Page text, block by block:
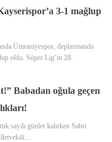
3-1 mağlup
Ümraniyespor, deplasmanda
oldu. Süper Lig’in 28.
Babadan oğula geçen
sayılı günler kalırken Sabri